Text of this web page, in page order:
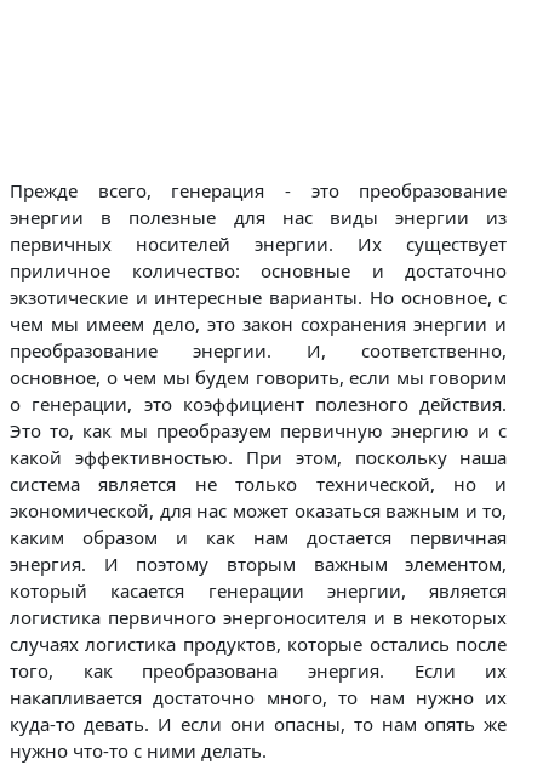
Прежде всего, генерация - это преобразование
энергии в полезные для нас виды энергии из
первичных носителей энергии. Их существует
приличное количество: основные и достаточно
экзотические и интересные варианты. Но основное, с
чем мы имеем дело, это закон сохранения энергии и
преобразование энергии. И, соответственно,
основное, о чем мы будем говорить, если мы говорим
о генерации, это коэффициент полезного действия.
Это то, как мы преобразуем первичную энергию и с
какой эффективностью. При этом, поскольку наша
система является не только технической, но и
экономической, для нас может оказаться важным и то,
каким образом и как нам достается первичная
энергия. И поэтому вторым важным элементом,
который касается генерации энергии, является
логистика первичного энергоносителя и в некоторых
случаях логистика продуктов, которые остались после
того, как преобразована энергия. Если их
накапливается достаточно много, то нам нужно их
куда-то девать. И если они опасны, то нам опять же
нужно что-то с ними делать.